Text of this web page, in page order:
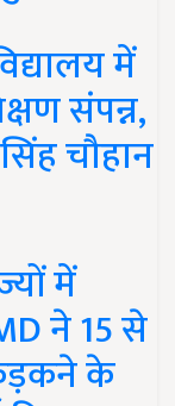
में
संपन्न,
चौहान
में
ने 15 से
के